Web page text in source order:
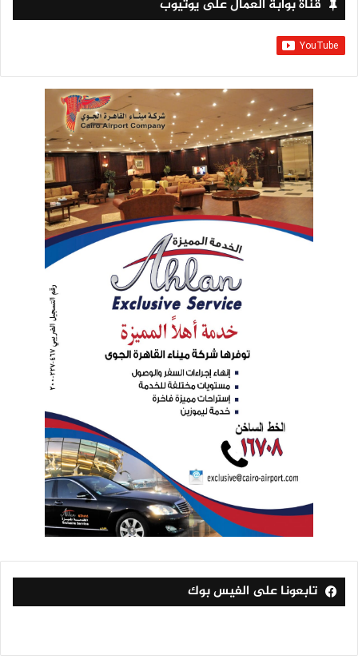
قناة بوابة العمال على يوتيوب
تابعونا على الفيس بوك